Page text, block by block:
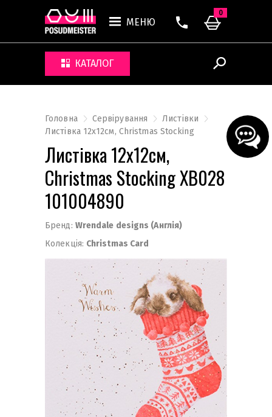
МЕНЮ
КАТАЛОГ
0
Головна Сервірування
Листівки
Листівка 12x12см, Christmas Stocking
Листівка 12x12см,
Christmas Stocking XB028
101004890
Бренд: Wrendale designs (Англія)
Колекція: Christmas Card